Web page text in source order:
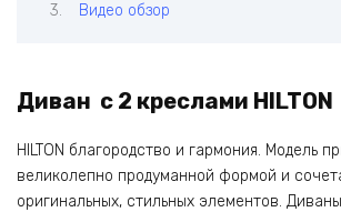
Видео обзор
Диван с 2 креслами HILTON
HILTON благородство и гармония. Модель
великолепно продуманной формой и
оригинальных, стильных элементов.